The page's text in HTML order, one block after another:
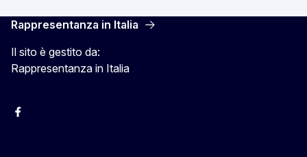
Rappresentanza in Italia
Il sito è gestito da:
Rappresentanza in Italia
Facebook Europa in Italia